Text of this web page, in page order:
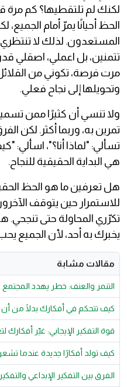
لكنك لم تلتقطيها؟ كم
الحظ أحيانًا يمرّ أمام
المستعدون. لذلك لا
تتمنين، بل اعملي، اصقلي
مرت فرصة، تكوني من
وتحويلها إلى نجاح فعلي.
ولا تنسي أن كثيرًا ممن
تمرين به، وربما أكثر. لكن
تسألي: "لماذا أنا؟"،
هي البداية الحقيقية للنجاح.
هل تعرفين ما هو الحظ
للاستمرار حين يتوقف
تكرّري المحاولة حتى تنجحي.
يخبرك به أحد، لأن الجميع
مقالات مشابة
التنمر والعنف: خطر يهدد
كيف تتحكم في أفكارك بدلًا من
قوة التفكير الإيجابي: غيّر أفكارك
كيف تولد أفكارًا جديدة عندما
الفرق بين التفكير الإبداعي